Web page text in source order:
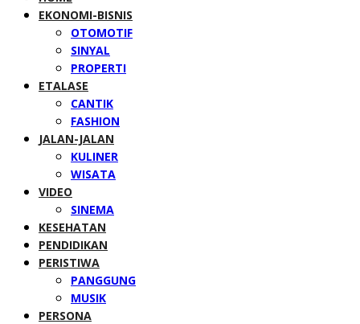
EKONOMI-BISNIS
OTOMOTIF
SINYAL
PROPERTI
ETALASE
CANTIK
FASHION
JALAN-JALAN
KULINER
WISATA
VIDEO
SINEMA
KESEHATAN
PENDIDIKAN
PERISTIWA
PANGGUNG
MUSIK
PERSONA